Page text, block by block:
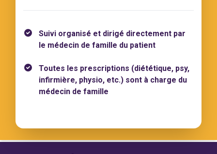
Suivi organisé et dirigé directement par
le médecin de famille du patient
Toutes les prescriptions (diététique, psy,
infirmière, physio, etc.) sont à charge du
médecin de famille